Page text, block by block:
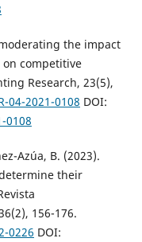
the impact
competitive
Research, 23(5),
04-2021-0108 DOI:
0108
Azúa, B. (2023).
their
156-176.
0226 DOI: